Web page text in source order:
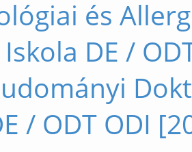
és
DE /
/ ODT ODI